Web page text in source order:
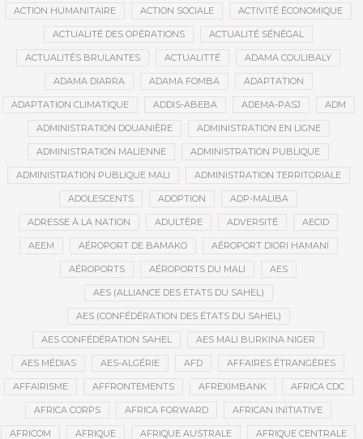
ACTION HUMANITAIRE ACTION SOCIALE ACTIVITÉ ÉCONOMIQUE
ACTUALITÉ DES OPÉRATIONS ACTUALITÉ SÉNÉGAL
ACTUALITÉS BRULANTES ACTUALITTÉ ADAMA COULIBALY
ADAMA DIARRA ADAMA FOMBA ADAPTATION
ADAPTATION CLIMATIQUE ADDIS-ABEBA ADEMA-PASJ ADM
ADMINISTRATION DOUANIÈRE ADMINISTRATION EN LIGNE
ADMINISTRATION MALIENNE ADMINISTRATION PUBLIQUE
ADMINISTRATION PUBLIQUE MALI ADMINISTRATION TERRITORIALE
ADOLESCENTS ADOPTION ADP-MALIBA
ADRESSE À LA NATION ADULTÈRE ADVERSITÉ AECID
AEEM AÉROPORT DE BAMAKO AÉROPORT DIORI HAMANI
AÉROPORTS AÉROPORTS DU MALI AES
AES (ALLIANCE DES ÉTATS DU SAHEL)
AES (CONFÉDÉRATION DES ÉTATS DU SAHEL)
AES CONFÉDÉRATION SAHEL AES MALI BURKINA NIGER
AES MÉDIAS AES-ALGÉRIE AFD AFFAIRES ÉTRANGÈRES
AFFAIRISME AFFRONTEMENTS AFREXIMBANK AFRICA CDC
AFRICA CORPS AFRICA FORWARD AFRICAN INITIATIVE
AFRICOM AFRIQUE AFRIQUE AUSTRALE AFRIQUE CENTRALE